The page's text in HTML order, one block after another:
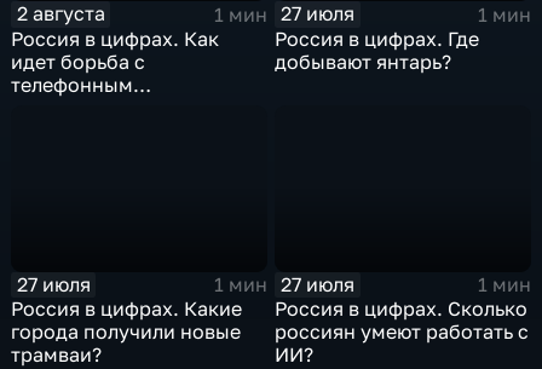
2 августа
1 мин
Россия в цифрах. Как
идет борьба с
телефонным
27 июля
1 мин
Россия в цифрах. Где
добывают янтарь?
27 июля
1 мин
Россия в цифрах. Какие
города получили новые
трамваи?
27 июля
1 мин
Россия в цифрах. Сколько
россиян умеют работать с
ИИ?